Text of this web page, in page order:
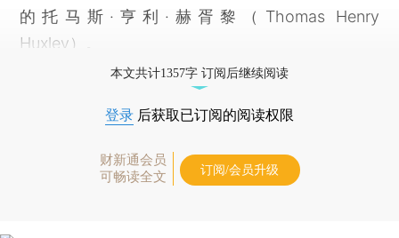
的托马斯·亨利·赫胥黎（Thomas Henry
Huxley）。
本文共计1357字 订阅后继续阅读
登录 后获取已订阅的阅读权限
财新通会员
可畅读全文
订阅/会员升级